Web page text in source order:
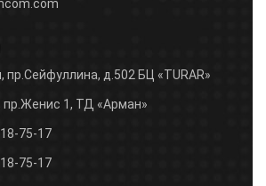
пр.Сейфуллина, д.502 БЦ «TURAR»
пр.Женис 1, ТД «Арман»
75-17
75-17